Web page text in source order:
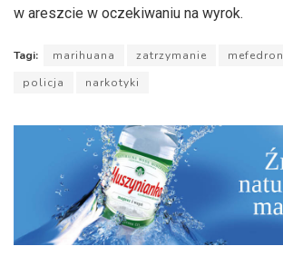
w areszcie w oczekiwaniu na wyrok.
Tagi: marihuana zatrzymanie mefedron
policja
narkotyki